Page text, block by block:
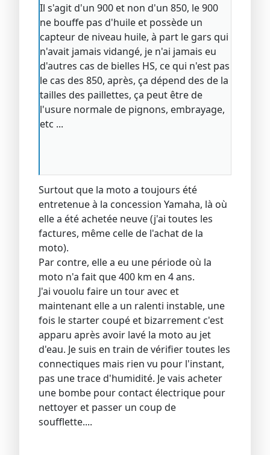
Il s'agit d'un 900 et non d'un 850, le 900
ne bouffe pas d'huile et possède un
capteur de niveau huile, à part le gars qui
n'avait jamais vidangé, je n'ai jamais eu
d'autres cas de bielles HS, ce qui n'est pas
le cas des 850, après, ça dépend des de la
tailles des paillettes, ça peut être de
l'usure normale de pignons, embrayage,
etc ...
Surtout que la moto a toujours été
entretenue à la concession Yamaha, là où
elle a été achetée neuve (j'ai toutes les
factures, même celle de l'achat de la
moto).
Par contre, elle a eu une période où la
moto n'a fait que 400 km en 4 ans.
J'ai vouolu faire un tour avec et
maintenant elle a un ralenti instable, une
fois le starter coupé et bizarrement c'est
apparu après avoir lavé la moto au jet
d'eau. Je suis en train de vérifier toutes les
connectiques mais rien vu pour l'instant,
pas une trace d'humidité. Je vais acheter
une bombe pour contact électrique pour
nettoyer et passer un coup de
soufflette....